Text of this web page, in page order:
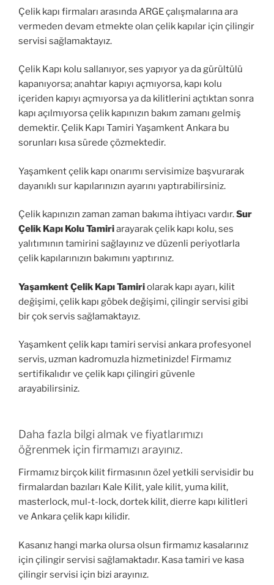
Çelik kapı firmaları arasında ARGE çalışmalarına ara
vermeden devam etmekte olan çelik kapılar için çilingir
servisi sağlamaktayız.
Çelik Kapı kolu sallanıyor, ses yapıyor ya da gürültülü
kapanıyorsa; anahtar kapıyı açmıyorsa, kapı kolu
içeriden kapıyı açmıyorsa ya da kilitlerini açtıktan sonra
kapı açılmıyorsa çelik kapınızın bakım zamanı gelmiş
demektir. Çelik Kapı Tamiri Yaşamkent Ankara bu
sorunları kısa sürede çözmektedir.
Yaşamkent çelik kapı onarımı servisimize başvurarak
dayanıklı sur kapılarınızın ayarını yaptırabilirsiniz.
Çelik kapınızın zaman zaman bakıma ihtiyacı vardır.Sur
Çelik Kapı Kolu Tamiriarayarak çelik kapı kolu, ses
yalıtımının tamirini sağlayınız ve düzenli periyotlarla
çelik kapılarınızın bakımını yaptırınız.
Yaşamkent Çelik Kapı Tamiriolarak kapı ayarı, kilit
değişimi, çelik kapı göbek değişimi, çilingir servisi gibi
bir çok servis sağlamaktayız.
Yaşamkent çelik kapı tamiri servisi ankara profesyonel
servis, uzman kadromuzla hizmetinizde! Firmamız
sertifikalıdır ve çelik kapı çilingiri güvenle
arayabilirsiniz.
Daha fazla bilgi almak ve fiyatlarımızı
öğrenmek için firmamızı arayınız.
Firmamız birçok kilit firmasının özel yetkili servisidir bu
firmalardan bazıları Kale Kilit, yale kilit, yuma kilit,
masterlock, mul-t-lock, dortek kilit, dierre kapı kilitleri
ve Ankara çelik kapı kilidir.
Kasanız hangi marka olursa olsun firmamız kasalarınız
için çilingir servisi sağlamaktadır. Kasa tamiri ve kasa
çilingir servisi için bizi arayınız.